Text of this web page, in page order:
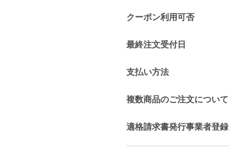
クーポン利用可否
最終注文受付日
支払い方法
複数商品のご注文について
適格請求書発行事業者登録